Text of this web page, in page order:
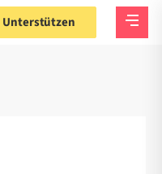
Unterstützen